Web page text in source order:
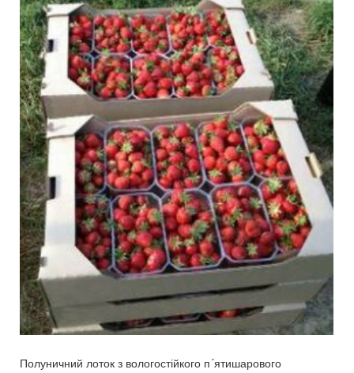
Полуничний лоток з вологостійкого п´ятишарового